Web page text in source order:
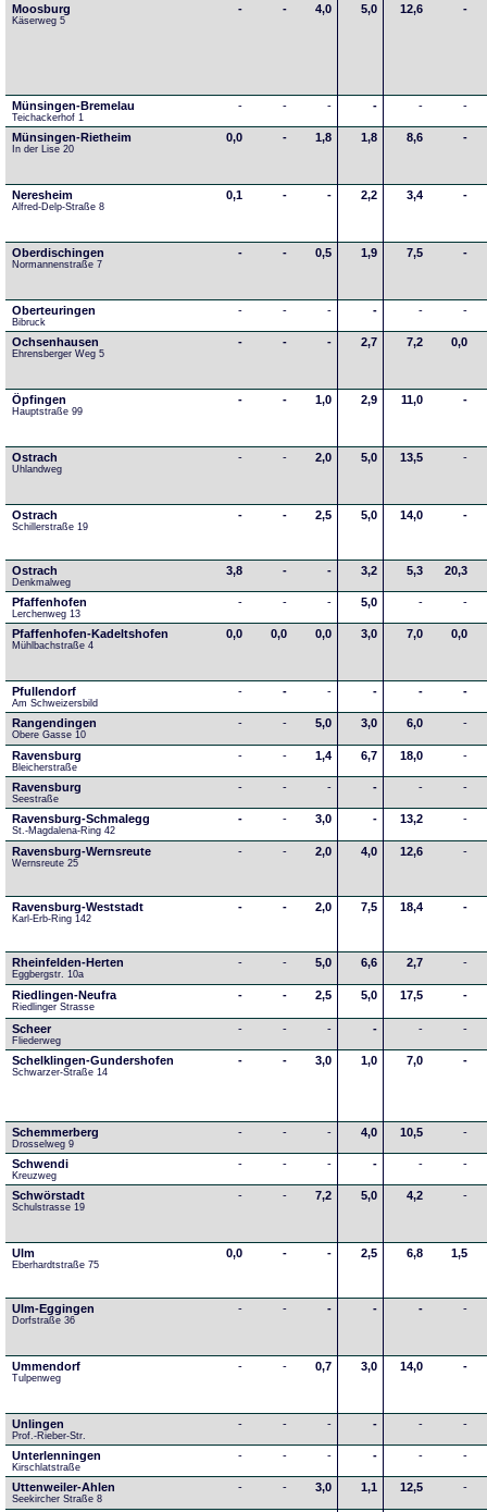
Moosburg
Käserweg 5
- - 4,0 5,0 12,6 -
Münsingen-Bremelau
Teichackerhof 1
- - - - - -
Münsingen-Rietheim
In der Lise 20
0,0 - 1,8 1,8 8,6 -
Neresheim
Alfred-Delp-Straße 8
0,1 - - 2,2 3,4 -
Oberdischingen
Normannenstraße 7
- - 0,5 1,9 7,5 -
Oberteuringen
Bibruck
- - - - - -
Ochsenhausen
Ehrensberger Weg 5
- - - 2,7 7,2 0,0
Öpfingen
Hauptstraße 99
- - 1,0 2,9 11,0 -
Ostrach
Uhlandweg
- - 2,0 5,0 13,5 -
Ostrach
Schillerstraße 19
- - 2,5 5,0 14,0 -
Ostrach
Denkmalweg
3,8 - - 3,2 5,3 20,3
Pfaffenhofen
Lerchenweg 13
- - - 5,0 - -
Pfaffenhofen-Kadeltshofen
Mühlbachstraße 4
0,0 0,0 0,0 3,0 7,0 0,0
Pfullendorf
Am Schweizersbild
- - - - - -
Rangendingen
Obere Gasse 10
- - 5,0 3,0 6,0 -
Ravensburg
Bleicherstraße
- - 1,4 6,7 18,0 -
Ravensburg
Seestraße
- - - - - -
Ravensburg-Schmalegg
St.-Magdalena-Ring 42
- - 3,0 - 13,2 -
Ravensburg-Wernsreute
Wernsreute 25
- - 2,0 4,0 12,6 -
Ravensburg-Weststadt
Karl-Erb-Ring 142
- - 2,0 7,5 18,4 -
Rheinfelden-Herten
Eggbergstr. 10a
- - 5,0 6,6 2,7 -
Riedlingen-Neufra
Riedlinger Strasse
- - 2,5 5,0 17,5 -
Scheer
Fliederweg
- - - - - -
Schelklingen-Gundershofen
Schwarzer-Straße 14
- - 3,0 1,0 7,0 -
Schemmerberg
Drosselweg 9
- - - 4,0 10,5 -
Schwendi
Kreuzweg
- - - - - -
Schwörstadt
Schulstrasse 19
- - 7,2 5,0 4,2 -
Ulm
Eberhardtstraße 75
0,0 - - 2,5 6,8 1,5
Ulm-Eggingen
Dorfstraße 36
- - - - - -
Ummendorf
Tulpenweg
- - 0,7 3,0 14,0 -
Unlingen
Prof.-Rieber-Str.
- - - - - -
Unterlenningen
Kirschlatstraße
- - - - - -
Uttenweiler-Ahlen
Seekircher Straße 8
- - 3,0 1,1 12,5 -